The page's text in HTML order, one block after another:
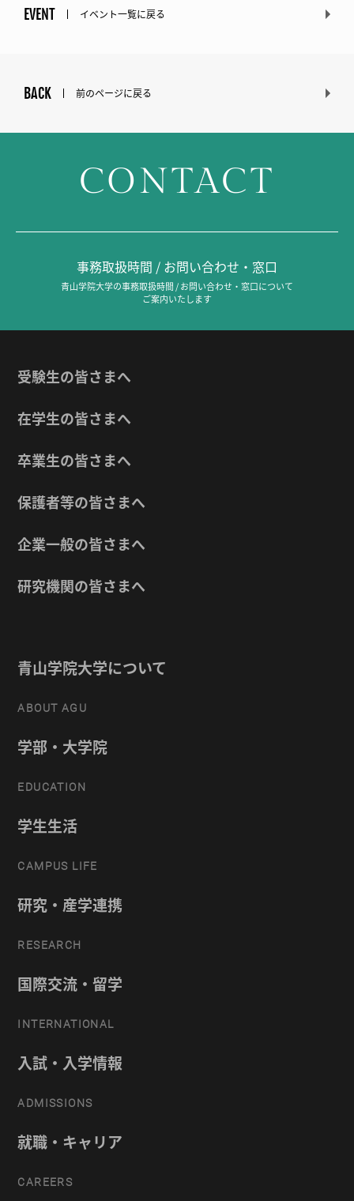
EVENT イベント一覧に戻る
BACK 前のページに戻る
CONTACT
事務取扱時間 / お問い合わせ・窓口
青山学院大学の事務取扱時間 / お問い合わせ・窓口について
ご案内いたします
受験生の皆さまへ
在学生の皆さまへ
卒業生の皆さまへ
保護者等の皆さまへ
企業一般の皆さまへ
研究機関の皆さまへ
青山学院大学について
ABOUT AGU
学部・大学院
EDUCATION
学生生活
CAMPUS LIFE
研究・産学連携
RESEARCH
国際交流・留学
INTERNATIONAL
入試・入学情報
ADMISSIONS
就職・キャリア
CAREERS